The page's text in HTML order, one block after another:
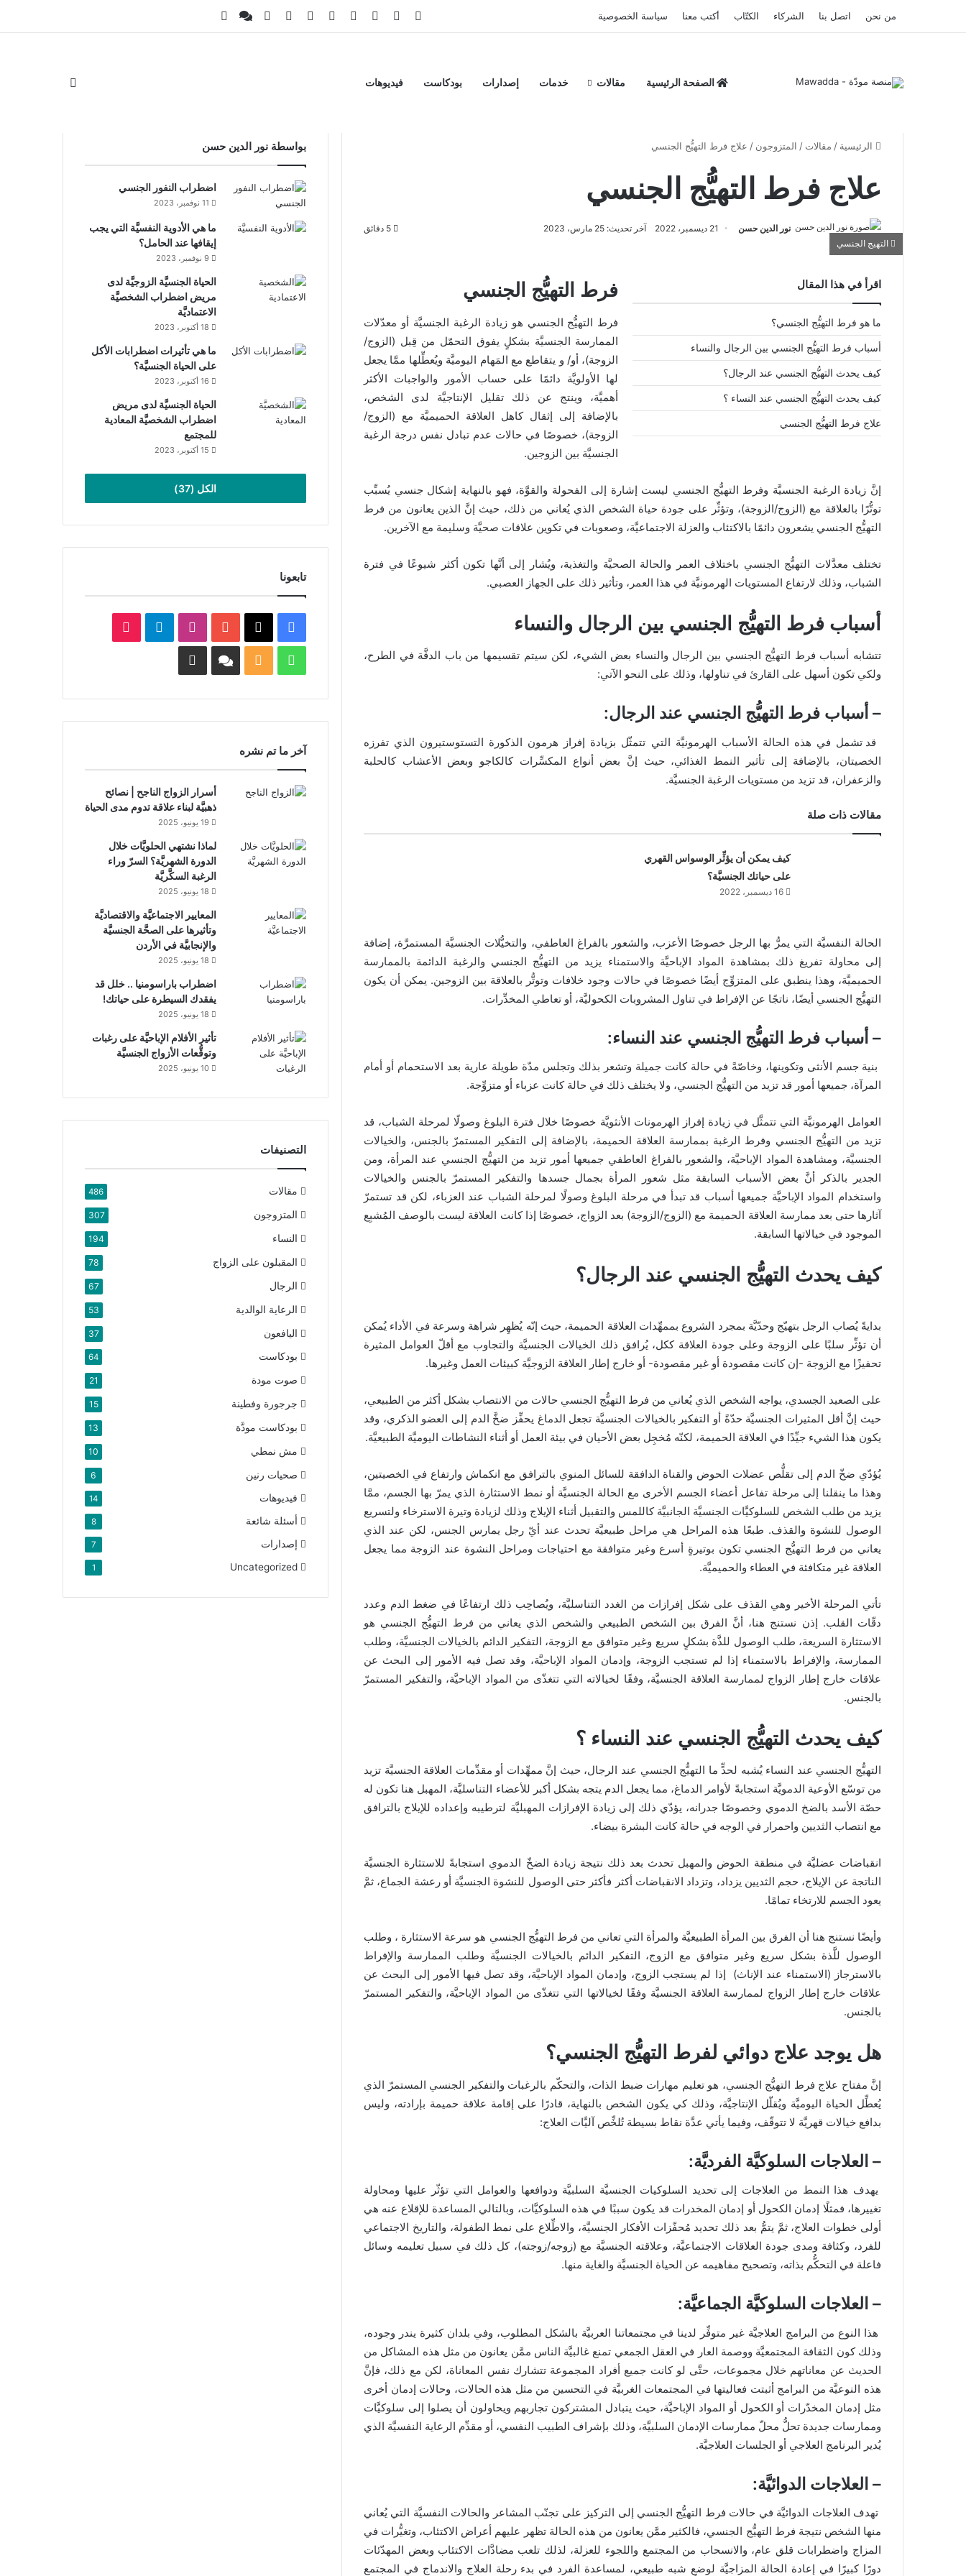
من نحن اتصل بنا الشركاء الكتّاب أكتب معنا سياسة الخصوصية فيسبوك ‫YouTubeانستقرام
تيلقرام ‫TikTokواتسابملخص الموقع RSS
Facebook Channel
الصفحة الرئيسية مقالات خدمات إصدارات بودكاست فيديوهات
الرئيسية / مقالات / المتزوجون / علاج فرط التهيُّج الجنسي
علاج فرط التهيُّج الجنسي
نور الدين حسن 21 ديسمبر، 2022 آخر تحديث: 25 مارس، 2023
التهيج الجنسي
اقرأ في هذا المقال
ما هو فرط التهيُّج الجنسي؟
أسباب فرط التهيُّج الجنسي بين الرجال والنساء
كيف يحدث التهيُّج الجنسي عند الرجال؟
كيف يحدث التهيُّج الجنسي عند النساء ؟
علاج فرط التهيُّج الجنسي
فرط التهيُّج الجنسي
فرط التهيُّج الجنسي هو زيادة الرغبة الجنسيَّة أو معدّلات
الممارسة الجنسيَّة بشكلٍ يفوق التحمّل من قِبل (الزوج/
الزوجة)، أو/ و يتقاطع مع المَهام اليوميَّة ويُعطِّلها ممَّا يجعل
لها الأولويَّة دائمًا على حساب الأمور والواجبات الأكثر
أهميَّة، وينتج عن ذلك تقليل الإنتاجيَّة لدى الشخص،
بالإضافة إلى إثقال كاهل العلاقة الحميميَّة مع (الزوج/
الزوجة)، خصوصًا في حالات عدم تبادل نفس درجة الرغبة
الجنسيَّة بين الزوجين.
إنَّ زيادة الرغبة الجنسيَّة وفرط التهيُّج الجنسي ليست إشارة إلى الفحولة والقوَّة، فهو بالنهاية إشكال جنسي يُسبِّب
توتُّرًا بالعلاقة مع (الزوج/الزوجة)، وتؤثِّر على جودة حياة الشخص الذي يُعاني من ذلك، حيث إنَّ الذين يعانون من فرط
التهيُّج الجنسي يشعرون دائمًا بالاكتئاب والعزلة الاجتماعيَّة، وصعوبات في تكوين علاقات صحيَّة وسليمة مع الآخرين.
تختلف معدَّلات التهيُّج الجنسي باختلاف العمر والحالة الصحيَّة والتغذية، ويُشار إلى أنَّها تكون أكثر شيوعًا في فترة
الشباب، وذلك لارتفاع المستويات الهرمونيَّة في هذا العمر، وتأثير ذلك على الجهاز العصبي.
أسباب فرط التهيُّج الجنسي بين الرجال والنساء
تتشابه أسباب فرط التهيُّج الجنسي بين الرجال والنساء بعض الشيء، لكن سيتم تقسيمها من باب الدقَّة في الطرح،
ولكي تكون أسهل على القارئ في تناولها، وذلك على النحو الآتي:
– أسباب فرط التهيُّج الجنسي عند الرجال:
قد تشمل في هذه الحالة الأسباب الهرمونيَّة التي تتمثّل بزيادة إفراز هرمون الذكورة التستوستيرون الذي تفرزه
الخصيتان، بالإضافة إلى تأثير النمط الغذائي، حيث إنَّ بعض أنواع المكسِّرات كالكاجو وبعض الأعشاب كالحلبة
والزعفران، قد تزيد من مستويات الرغبة الجنسيَّة.
مقالات ذات صلة
كيف يمكن أن يؤثِّر الوسواس القهري
على حياتك الجنسيَّة؟
16 ديسمبر، 2022
الحالة النفسيَّة التي يمرُّ بها الرجل خصوصًا الأعزب، والشعور بالفراغ العاطفي، والتخيُّلات الجنسيَّة المستمرَّة، إضافة
إلى محاولة تفريغ ذلك بمشاهدة المواد الإباحيَّة والاستمناء يزيد من التهيُّج الجنسي والرغبة الدائمة بالممارسة
الحميميَّة، وهذا ينطبق على المتزوِّج أيضًا خصوصًا في حالات وجود خلافات وتوتُّر بالعلاقة بين الزوجين. يمكن أن يكون
التهيُّج الجنسي أيضًا، ناتجًا عن الإفراط في تناول المشروبات الكحوليَّة، أو تعاطي المخدِّرات.
– أسباب فرط التهيُّج الجنسي عند النساء:
بنية جسم الأنثى وتكوينها، وخاصّةً في حالة كانت جميلة وتشعر بذلك وتجلس مدّة طويلة عارية بعد الاستحمام أو أمام
المرآة، جميعها أمور قد تزيد من التهيُّج الجنسي، ولا يختلف ذلك في حالة كانت عزباء أو متزوِّجة.
العوامل الهرمونيَّة التي تتمثَّل في زيادة إفراز الهرمونات الأنثويَّة خصوصًا خلال فترة البلوغ وصولًا لمرحلة الشباب، قد
تزيد من التهيُّج الجنسي وفرط الرغبة بممارسة العلاقة الحميمة، بالإضافة إلى التفكير المستمرّ بالجنس، والخيالات
الجنسيَّة، ومشاهدة المواد الإباحيَّة، والشعور بالفراغ العاطفي جميعها أمور تزيد من التهيُّج الجنسي عند المرأة، ومن
الجدير بالذكر أنَّ بعض الأسباب السابقة مثل شعور المرأة بجمال جسدها والتفكير المستمرّ بالجنس والخيالات
واستخدام المواد الإباحيَّة جميعها أسباب قد تبدأ في مرحلة البلوغ وصولًا لمرحلة الشباب عند العزباء، لكن قد تستمرّ
آثارها حتى بعد ممارسة العلاقة الحميمة مع (الزوج/الزوجة) بعد الزواج، خصوصًا إذا كانت العلاقة ليست بالوصف المُشبِع
الموجود في خيالاتها السابقة.
كيف يحدث التهيُّج الجنسي عند الرجال؟
بدايةً يُصاب الرجل بتهيّج وحدّيَّة بمجرد الشروع بممهِّدات العلاقة الحميمة، حيث إنّه يُظهِر شراهة وسرعة في الأداء يُمكن
أن تؤثِّر سلبًا على الزوجة وعلى جودة العلاقة ككل، يُرافق ذلك الخيالات الجنسيَّة والتجاوب مع أقلّ العوامل المثيرة
تحفيزًا مع الزوجة -إن كانت مقصودة أو غير مقصودة- أو خارج إطار العلاقة الزوجيَّة كبيئات العمل وغيرها.
على الصعيد الجسدي، يواجه الشخص الذي يُعاني من فرط التهيُّج الجنسي حالات من الانتصاب بشكل أكثر من الطبيعي،
حيث إنَّ أقل المثيرات الجنسيَّة حدّةً أو التفكير بالخيالات الجنسيَّة تجعل الدماغ يحفِّز ضخَّ الدم إلى العضو الذكري، وقد
يكون هذا الشيء جيِّدًا في العلاقة الحميمة، لكنّه مُخجِل بعض الأحيان في بيئة العمل أو أثناء النشاطات اليوميَّة الطبيعيَّة.
يُؤدّي ضخّ الدم إلى تقلُّص عضلات الحوض والقناة الدافقة للسائل المنوي بالترافق مع انكماش وارتفاع في الخصيتين،
وهذا ما ينقلنا إلى مرحلة تفاعل أعضاء الجسم الأخرى مع الحالة الجنسيَّة أو نمط الاستثارة الذي يمرّ بها الجسم، ممَّا
يزيد من طلب الشخص للسلوكيَّات الجنسيَّة الجانبيَّة كاللمس والتقبيل أثناء الإيلاج وذلك لزيادة وتيرة الاسترخاء ولتسريع
الوصول للنشوة والقذف. طبعًا هذه المراحل هي مراحل طبيعيَّة تحدث عند أيّ رجل يمارس الجنس، لكن عند الذي
يعاني من فرط التهيُّج الجنسي تكون بوتيرةٍ أسرع وغير متوافقة مع احتياجات ومراحل النشوة عند الزوجة مما يجعل
العلاقة غير متكافئة في العطاء والحميميَّة.
تأتي المرحلة الأخير وهي القذف على شكل إفرازات من الغدد التناسليَّة، ويُصاحِب ذلك ارتفاعًا في ضغط الدم وعدد
دقّات القلب. إذن نستنج هنا، أنَّ الفرق بين الشخص الطبيعي والشخص الذي يعاني من فرط التهيُّج الجنسي هو
الاستثارة السريعة، طلب الوصول للذَّة بشكلٍ سريع وغير متوافق مع الزوجة، التفكير الدائم بالخيالات الجنسيَّة، وطلب
الممارسة، والإفراط بالاستمناء إذا لم تستجب الزوجة، وإدمان المواد الإباحيَّة، وقد تصل فيه الأمور إلى البحث عن
علاقات خارج إطار الزواج لممارسة العلاقة الجنسيَّة، وفقًا لخيالاته التي تتغذّى من المواد الإباحيَّة، والتفكير المستمرّ
بالجنس.
كيف يحدث التهيُّج الجنسي عند النساء ؟
التهيُّج الجنسي عند النساء يُشبه لحدٍّ ما التهيُّج الجنسي عند الرجال، حيث إنَّ ممهِّدات أو مقدِّمات العلاقة الجنسيَّة تزيد
من توسّع الأوعية الدمويَّة استجابةً لأوامر الدماغ، مما يجعل الدم يتجه بشكل أكبر للأعضاء التناسليَّة، المهبل هنا تكون له
حصّة الأسد بالضخ الدموي وخصوصًا جدرانه، يؤدّي ذلك إلى زيادة الإفرازات المهبليَّة لترطيبه وإعداده للإيلاج بالترافق
مع انتصاب الثديين واحمرار في الوجه في حالة كانت البشرة بيضاء.
انقباضات عضليَّة في منطقة الحوض والمهبل تحدث بعد ذلك نتيجة زيادة الضخّ الدموي استجابةً للاستثارة الجنسيَّة
الناتجة عن الإيلاج، حجم الثديين يزداد، وتزداد الانقباضات أكثر فأكثر حتى الوصول للنشوة الجنسيَّة أو رعشة الجماع، ثمَّ
يعود الجسم للارتخاء تمامًا.
وأيضًا نستنج هنا أن الفرق بين المرأة الطبيعيَّة والمرأة التي تعاني من فرط التهيُّج الجنسي هو سرعة الاستثارة ، وطلب
الوصول للَّذة بشكل سريع وغير متوافق مع الزوج، التفكير الدائم بالخيالات الجنسيَّة وطلب الممارسة والإفراط
بالاسترجاز (الاستمناء عند الإناث) إذا لم يستجب الزوج، وإدمان المواد الإباحيَّة، وقد تصل فيها الأمور إلى البحث عن
علاقات خارج إطار الزواج لممارسة العلاقة الجنسيَّة وفقًا لخيالاتها التي تتغذّى من المواد الإباحيَّة، والتفكير المستمرّ
بالجنس.
هل يوجد علاج دوائي لفرط التهيُّج الجنسي؟
إنَّ مفتاح علاج فرط التهيُّج الجنسي، هو تعليم مهارات ضبط الذات، والتحكّم بالرغبات والتفكير الجنسي المستمرّ الذي
يُعطِّل الحياة اليوميَّة ويُقلّل الإنتاجيَّة، وذلك كي يكون الشخص بالنهاية، قادرًا على إقامة علاقة حميمة بإرادته، وليس
بدافع خيالات قهريَّة لا تتوقّف، وفيما يأتي عدَّة نقاط بسيطة تُلخِّص آليَّات العلاج:
– العلاجات السلوكيَّة الفرديَّة:
يهدف هذا النمط من العلاجات إلى تحديد السلوكيات الجنسيَّة السلبيَّة ودوافعها والعوامل التي تؤثّر عليها ومحاولة
تغييرها، فمثلًا إدمان الكحول أو إدمان المخدرات قد يكون سببًا في هذه السلوكيَّات، وبالتالي المساعدة للإقلاع عنه هي
أولى خطوات العلاج، ثمَّ يتمُّ بعد ذلك تحديد مُحفّزات الأفكار الجنسيَّة، والاطِّلاع على نمط الطفولة، والتاريخ الاجتماعي
للفرد، وكثافة ومدى جودة العلاقات الاجتماعيَّة، وعلاقته الجنسيَّة مع (زوجه/زوجته)، كل ذلك في سبيل تعليمه وسائل
فاعلة في التحكُّم بذاته، وتصحيح مفاهيمه عن الحياة الجنسيَّة والغاية منها.
– العلاجات السلوكيَّة الجماعيَّة:
هذا النوع من البرامج العلاجيَّة غير متوفِّر لدينا في مجتمعاتنا العربيَّة بالشكل المطلوب، وفي بلدان كثيرة يندر وجوده،
وذلك كون الثقافة المجتمعيَّة ووصمة العار في العقل الجمعي تمنع غالبيَّة الناس ممَّن يعانون من مثل هذه المشاكل من
الحديث عن معاناتهم خلال مجموعات، حتَّى لو كانت جميع أفراد المجموعة تتشارك نفس المعاناة، لكن مع ذلك، فإنَّ
هذه النوعيَّة من البرامج أثبتت فعاليتها في المجتمعات الغربيَّة في التحسين من مثل هذه الحالات، وحالات إدمان أخرى
مثل إدمان المخدّرات أو الكحول أو المواد الإباحيَّة، حيث يتبادل المشتركون تجاربهم ويحاولون أن يصلوا إلى سلوكيَّات
وممارسات جديدة تحلُّ محلّ ممارسات الإدمان السلبيَّة، وذلك بإشراف الطبيب النفسي، أو مقدِّم الرعاية النفسيَّة الذي
يُدير البرنامج العلاجي أو الجلسات العلاجيَّة.
– العلاجات الدوائيَّة:
تهدف العلاجات الدوائيَّة في حالات فرط التهيُّج الجنسي إلى التركيز على تجنّب المشاعر والحالات النفسيَّة التي يُعاني
منها الشخص نتيجة فرط التهيُّج الجنسي، فالكثير ممَّن يعانون من هذه الحالة تظهر عليهم أعراض الاكتئاب، وتغيُّرات في
المزاج واضطرابات قلق عام، والانسحاب من المجتمع واللجوء للعزلة، لذلك تلعب مضادَّات الاكتئاب وبعض المهدّئات
دورًا كبيرًا في إعادة الحالة المزاجيَّة لوضعٍ شبه طبيعي، لمساعدة الفرد في بدء رحلة العلاج والاندماج في المجتمع
بواسطة نور الدين حسن
اضطراب النفور الجنسي
11 نوفمبر، 2023
ما هي الأدوية النفسيَّة التي يجب
إيقافها عند الحامل؟
9 نوفمبر، 2023
الحياة الجنسيَّة الزوجيَّة لدى
مريض اضطراب الشخصيَّة
الاعتماديَّة
18 أكتوبر، 2023
ما هي تأثيرات اضطرابات الأكل
على الحياة الجنسيَّة؟
16 أكتوبر، 2023
الحياة الجنسيَّة لدى مريض
اضطراب الشخصيَّة المعادية
للمجتمع
15 أكتوبر، 2023
الكل (37)
تابعونا
فيسبوك
‫X
‫YouTubeانستقرامتيلقرام‫TikTok
واتسابملخصFacebook
Whatsapp
آخر ما تم نشره
أسرار الزواج الناجح | نصائح
ذهبيَّة لبناء علاقة تدوم مدى الحياة
19 يونيو، 2025
لماذا نشتهي الحلويَّات خلال
الدورة الشهريَّة؟ السرّ وراء
الرغبة السكَّريَّة
18 يونيو، 2025
المعايير الاجتماعيَّة والاقتصاديَّة
وتأثيرها على الصحَّة الجنسيَّة
والإنجابيَّة في الأردن
18 يونيو، 2025
اضطراب باراسومنيا .. خلل قد
يفقدك السيطرة على حياتك!
18 يونيو، 2025
تأثير الأفلام الإباحيَّة على رغبات
وتوقُّعات الأزواج الجنسيَّة
10 يونيو، 2025
التصنيفات
مقالات 486
المتزوجون 307
النساء 194
المقبلون على الزواج 78
الرجال 67
الرعاية الوالدية 53
اليافعون 37
بودكاست 64
صوت مودة 21
جرجورة وفطينة 15
بودكاست مودَّة 13
مش نمطي 10
صحيات رنين 6
فيديوهات 14
أسئلة شائعة 8
إصدارات 7
Uncategorized
1